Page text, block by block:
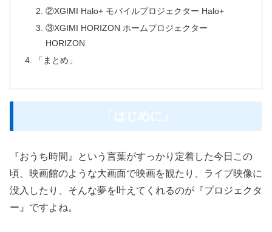
②XGIMI Halo+ モバイルプロジェクター Halo+
③‎XGIMI HORIZON ホームプロジェクター
HORIZON
「まとめ」
「はじめに」
『おうち時間』という言葉がすっかり定着した今日この
頃、映画館のような大画面で映画を観たり、ライブ映像に
没入したり、そんな夢を叶えてくれるのが『プロジェクタ
ー』ですよね。